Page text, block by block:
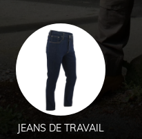
JEANS DE TRAVAIL